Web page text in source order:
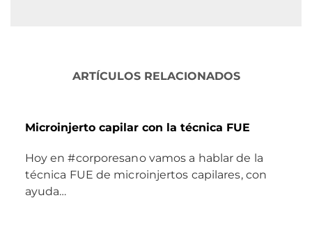
ARTÍCULOS RELACIONADOS
Microinjerto capilar con la técnica FUE
Hoy en #corporesano vamos a hablar de la
técnica FUE de microinjertos capilares, con
ayuda…